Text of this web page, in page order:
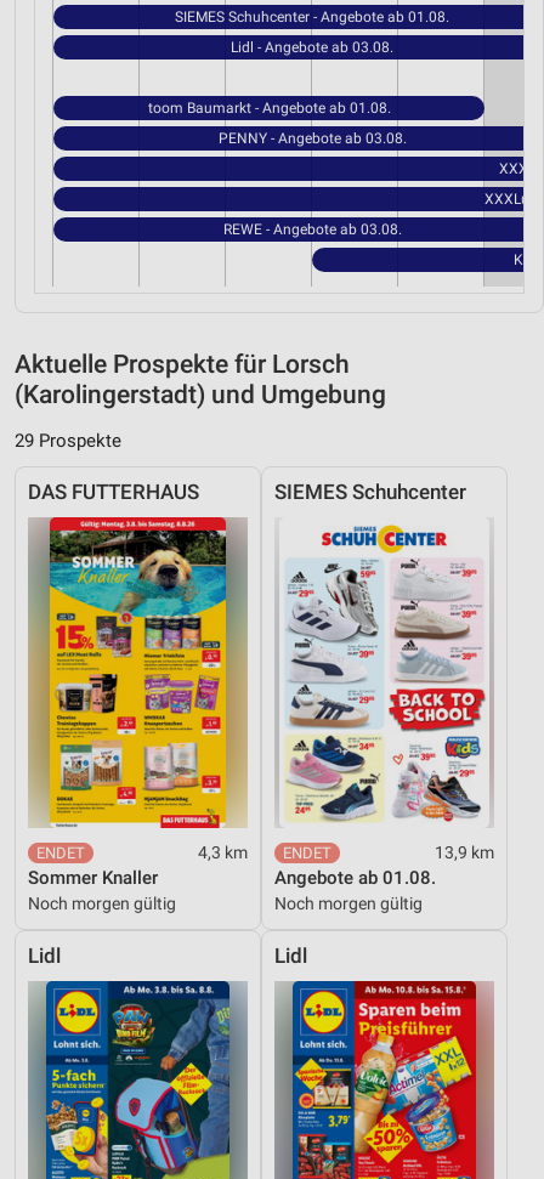
SIEMES Schuhcenter - Angebote ab 01.08.
Lidl - Angebote ab 03.08.
toom Baumarkt - Angebote ab 01.08.
PENNY - Angebote ab 03.08.
XXXLutz
REWE - Angebote ab 03.08.
Aktuelle Prospekte für Lorsch
(Karolingerstadt) und Umgebung
29 Prospekte
DAS FUTTERHAUS
4,3 km
Sommer Knaller
Noch morgen gültig
SIEMES Schuhcenter
13,9 km
Angebote ab 01.08.
Noch morgen gültig
Lidl Lidl